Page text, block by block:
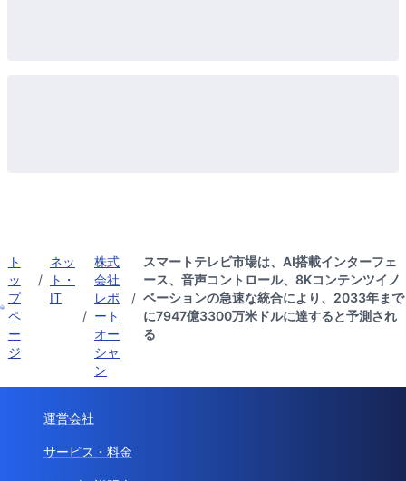
ト
ッ
プ
ペ
ー
ジ
/
ネッ
ト・
IT
/
株式
会社
レポ
ート
オー
シャ
ン
/
スマートテレビ市場は、AI搭載インターフェ
ース、音声コントロール、8Kコンテンツイノ
ベーションの急速な統合により、2033年まで
に7947億3300万米ドルに達すると予測され
る
運営会社
サービス・料金